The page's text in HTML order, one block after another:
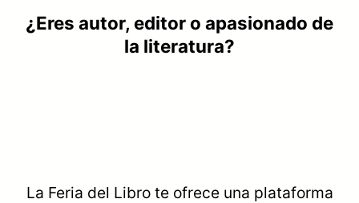
¿Eres autor, editor o apasionado de
la literatura?
La Feria del Libro te ofrece una plataforma